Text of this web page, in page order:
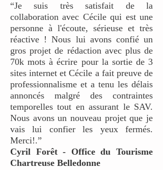
“Je suis très satisfait de la
collaboration avec Cécile qui est une
personne à l'écoute, sérieuse et très
réactive ! Nous lui avons confié un
gros projet de rédaction avec plus de
70k mots à écrire pour la sortie de 3
sites internet et Cécile a fait preuve de
professionnalisme et a tenu les délais
annoncés malgré des contraintes
temporelles tout en assurant le SAV.
Nous avons un nouveau projet que je
vais lui confier les yeux fermés.
Merci!.”
Cyril Forêt - Office du Tourisme
Chartreuse Belledonne